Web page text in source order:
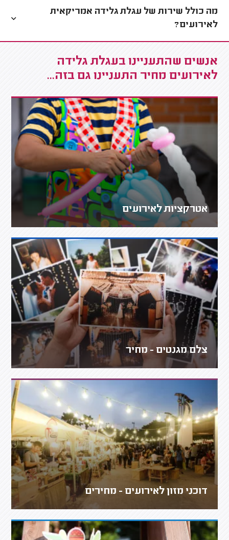
מה כולל שירות של עגלת גלידה אמריקאית
לאירועים?
אנשים שהתעניינו בעגלת גלידה
לאירועים מחיר התעניינו גם בזה...
אטרקציות לאירועים
צלם מגנטים - מחיר
דוכני מזון לאירועים - מחירים